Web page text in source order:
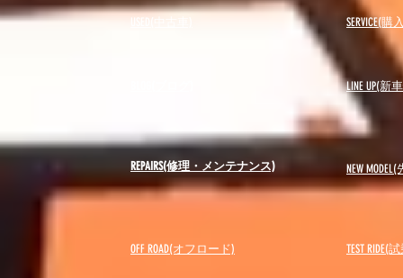
USED(中古車) SERVICE(
LINE UP(新
REPAIRS(修理・メンテナンス) NEW MODEL(
OFF ROAD(オフロード) ​TEST RIDE(